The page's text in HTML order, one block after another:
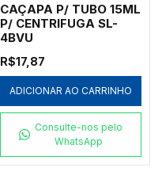
CAÇAPA P/ TUBO 15ML
P/ CENTRIFUGA SL-
4BVU
R$17,87
ADICIONAR AO CARRINHO
Consulte-nos pelo
WhatsApp